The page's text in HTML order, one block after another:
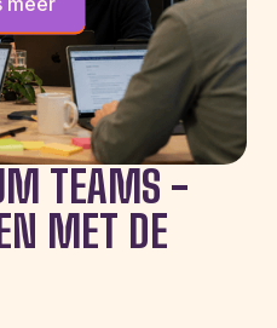
TEAMS -
MET DE